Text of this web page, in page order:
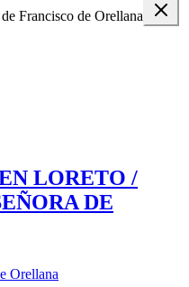
Francisco de Orellana
LORETO /
DE
Orellana